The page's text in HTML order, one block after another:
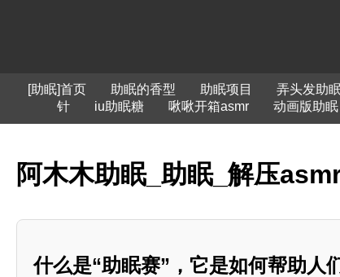
[助眠]首页 助眠的香型 助眠项目 弄头发助
针
iu助眠糖 啾啾开箱asmr 动画版助眠
阿木木助眠_助眠_解压
什么是“助眠赛”，它是如何帮助人